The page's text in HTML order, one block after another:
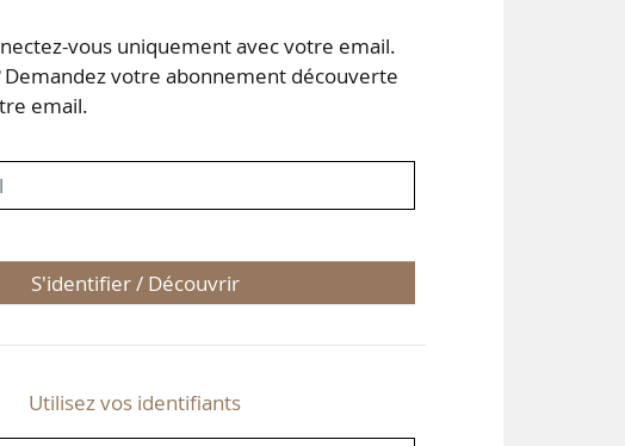
vous uniquement avec votre email.
Demandez votre abonnement découverte
email.
S'identifier / Découvrir
Utilisez vos identifiants